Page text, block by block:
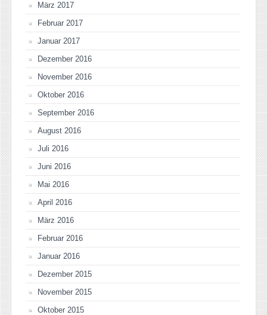
März 2017
Februar 2017
Januar 2017
Dezember 2016
November 2016
Oktober 2016
September 2016
August 2016
Juli 2016
Juni 2016
Mai 2016
April 2016
März 2016
Februar 2016
Januar 2016
Dezember 2015
November 2015
Oktober 2015